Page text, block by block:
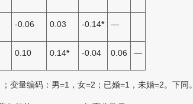
-0.06 0.03 -0.14* —
0.10 0.14* -0.04 0.06 —
变量编码：男=1，女=2；已婚=1，未婚=2。下同。